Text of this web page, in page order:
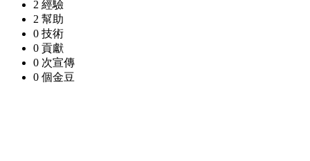
2 經驗
2 幫助
0 技術
0 貢獻
0 次宣傳
0 個金豆